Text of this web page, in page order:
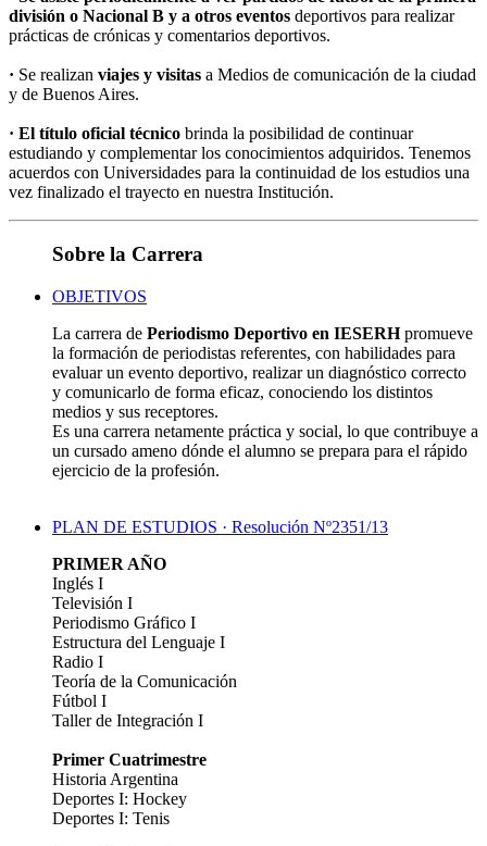
división o Nacional B y a otros eventos deportivos para realizar
prácticas de crónicas y comentarios deportivos.
· Se realizan viajes y visitas a Medios de comunicación de la ciudad
y de Buenos Aires.
· El título oficial técnico brinda la posibilidad de continuar
estudiando y complementar los conocimientos adquiridos. Tenemos
acuerdos con Universidades para la continuidad de los estudios una
vez finalizado el trayecto en nuestra Institución.
Sobre la Carrera
OBJETIVOS
La carrera de Periodismo Deportivo en IESERHpromueve
la formación de periodistas referentes, con habilidades para
evaluar un evento deportivo, realizar un diagnóstico correcto
y comunicarlo de forma eficaz, conociendo los distintos
medios y sus receptores.
Es una carrera netamente práctica y social, lo que contribuye a
un cursado ameno dónde el alumno se prepara para el rápido
ejercicio de la profesión.
PLAN DE ESTUDIOS · Resolución Nº2351/13
PRIMER AÑO
Inglés I
Televisión I
Periodismo Gráfico I
Estructura del Lenguaje I
Radio I
Teoría de la Comunicación
Fútbol I
Taller de Integración I
Primer Cuatrimestre
Historia Argentina
Deportes I: Hockey
Deportes I: Tenis